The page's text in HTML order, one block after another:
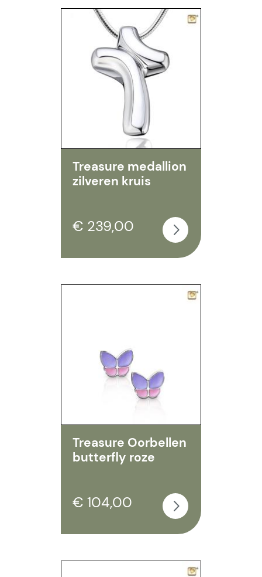
Treasure medallion
zilveren kruis
€ 239,00
Treasure Oorbellen
butterfly roze
€ 104,00